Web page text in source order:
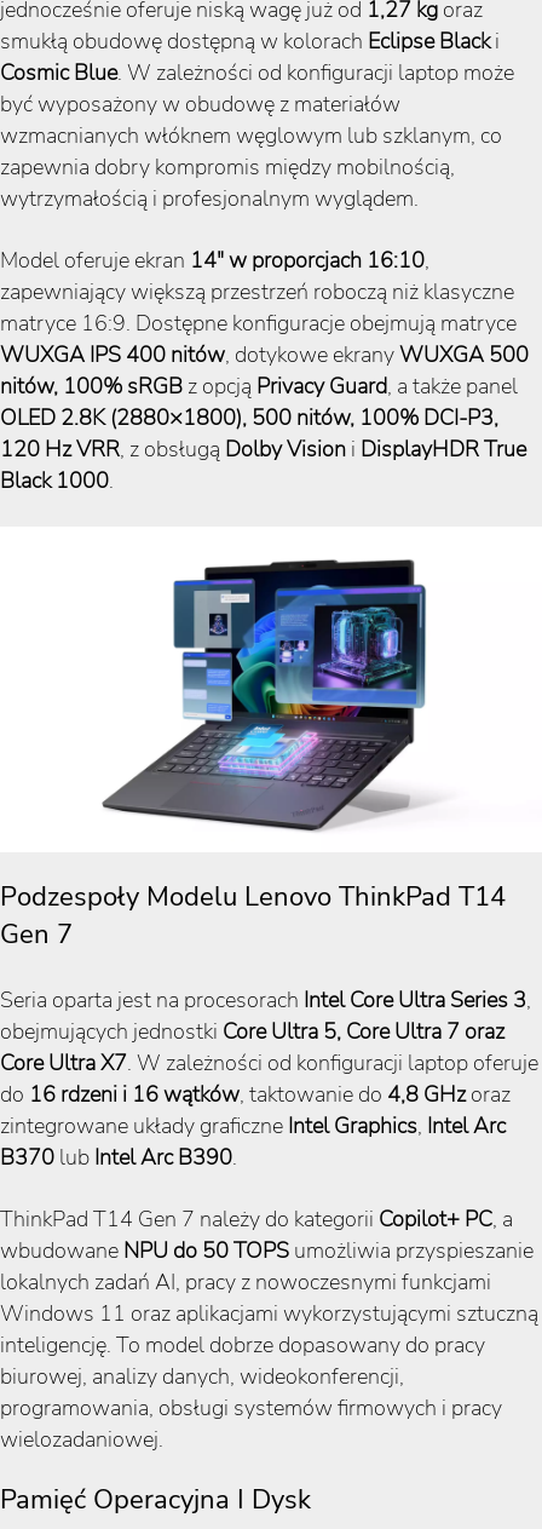
jednocześnie oferuje niską wagę już od 1,27 kg oraz
smukłą obudowę dostępną w kolorach Eclipse Blacki
Cosmic Blue. W zależności od konfiguracji laptop może
być wyposażony w obudowę z materiałów
wzmacnianych włóknem węglowym lub szklanym, co
zapewnia dobry kompromis między mobilnością,
wytrzymałością i profesjonalnym wyglądem.
Model oferuje ekran 14″ w proporcjach 16:10,
zapewniający większą przestrzeń roboczą niż klasyczne
matryce 16:9. Dostępne konfiguracje obejmują matryce
WUXGA IPS 400 nitów, dotykowe ekranyWUXGA 500
nitów, 100% sRGB z opcją Privacy Guard, a także panel
OLED 2.8K (2880×1800), 500 nitów, 100% DCI-P3,
120 Hz VRR, z obsługą Dolby Vision i DisplayHDR True
Black 1000.
Podzespoły Modelu Lenovo ThinkPad T14
Gen 7
Seria oparta jest na procesorach Intel Core Ultra Series 3,
obejmujących jednostki Core Ultra 5, Core Ultra 7 oraz
Core Ultra X7. W zależności od konfiguracji laptop oferuje
do 16 rdzeni i 16 wątków, taktowanie do 4,8 GHzoraz
zintegrowane układy graficzne Intel Graphics, Intel Arc
B370 lub Intel Arc B390.
ThinkPad T14 Gen 7 należy do kategorii Copilot+ PC, a
wbudowane NPU do 50 TOPS umożliwia przyspieszanie
lokalnych zadań AI, pracy z nowoczesnymi funkcjami
Windows 11 oraz aplikacjami wykorzystującymi sztuczną
inteligencję. To model dobrze dopasowany do pracy
biurowej, analizy danych, wideokonferencji,
programowania, obsługi systemów firmowych i pracy
wielozadaniowej.
Pamięć Operacyjna I Dysk